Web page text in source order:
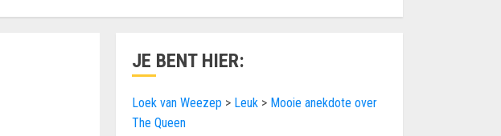
JE BENT HIER:
Loek van Weezep > Leuk > Mooie anekdote over
The Queen